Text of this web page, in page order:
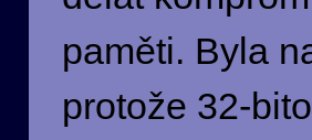
paměti. Byla
protože 32-